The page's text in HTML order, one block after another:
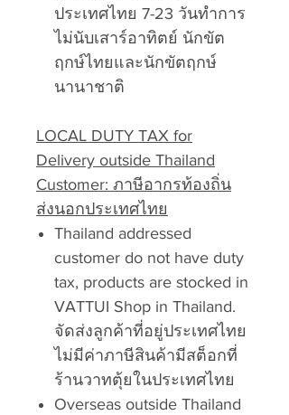
ประเทศไทย 7-23 วันทำการ
ไม่นับเสาร์อาทิตย์ นักขัต
ฤกษ์ไทยและนักขัตฤกษ์
นานาชาติ
LOCAL DUTY TAX for
Delivery outside Thailand
Customer: ภาษีอากรท้องถิ่น
ส่งนอกประเทศไทย
Thailand addressed
customer do not have duty
tax, products are stocked in
VATTUI Shop in Thailand.
จัดส่งลูกค้าที่อยู่ประเทศไทย
ไม่มีค่าภาษีสินค้ามีสต็อกที่
ร้านวาทตุ้ยในประเทศไทย
Overseas outside Thailand